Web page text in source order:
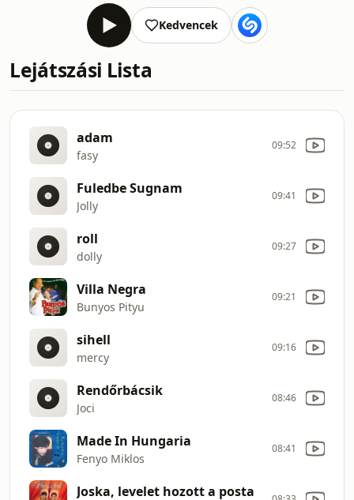
Kedvencek
Lejátszási Lista
adam
fasy
09:52
Fuledbe Sugnam
Jolly
09:41
roll
dolly
09:27
Villa Negra
Bunyos Pityu
09:21
sihell
mercy
09:16
Rendőrbácsik
Joci
08:46
Made In Hungaria
Fenyo Miklos
08:41
Joska, levelet hozott a posta